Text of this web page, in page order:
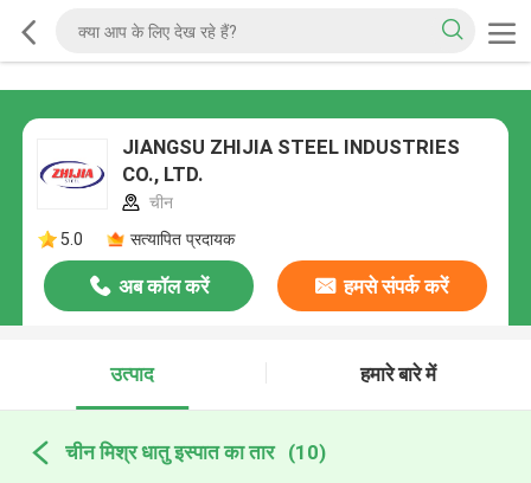
JIANGSU ZHIJIA STEEL INDUSTRIES
CO., LTD.
चीन
5.0
सत्यापित प्रदायक
अब कॉल करें हमसे संपर्क करें
उत्पाद हमारे बारे में
चीन मिश्र धातु इस्पात का तार (10)